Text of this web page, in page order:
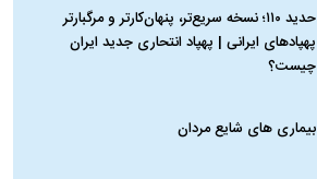
حدید ۱۱۰؛ نسخه سریع‌تر، پنهان‌کارتر و مرگبارتر
پهپادهای ایرانی | پهپاد انتحاری جدید ایران
چیست؟
بیماری‌ های شایع مردان